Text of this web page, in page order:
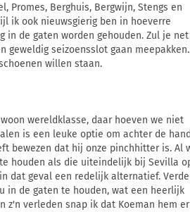
Promes, Berghuis, Bergwijn, Stengs en
ik ook nieuwsgierig ben in hoeverre
in de gaten worden gehouden. Zul je
geweldig seizoensslot gaan
willen staan.
wereldklasse, daar hoeven we niet
is een leuke optie om achter de
bewezen dat hij onze pinchhitter is. Al
houden als die uiteindelijk bij Sevilla
dat geval een redelijk alternatief.
in de gaten te houden, wat een heerlijk
z'n verleden snap ik dat Koeman hem er